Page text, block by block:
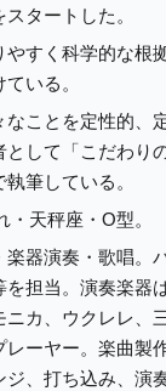
タートした。
やすく科学的な根
いる。
なことを定性的、
として「こだわり
筆している。
・天秤座・O型。
楽器演奏・歌唱。
を担当。演奏楽器
ニカ、ウクレレ、
レーヤー。楽曲製
、打ち込み、演